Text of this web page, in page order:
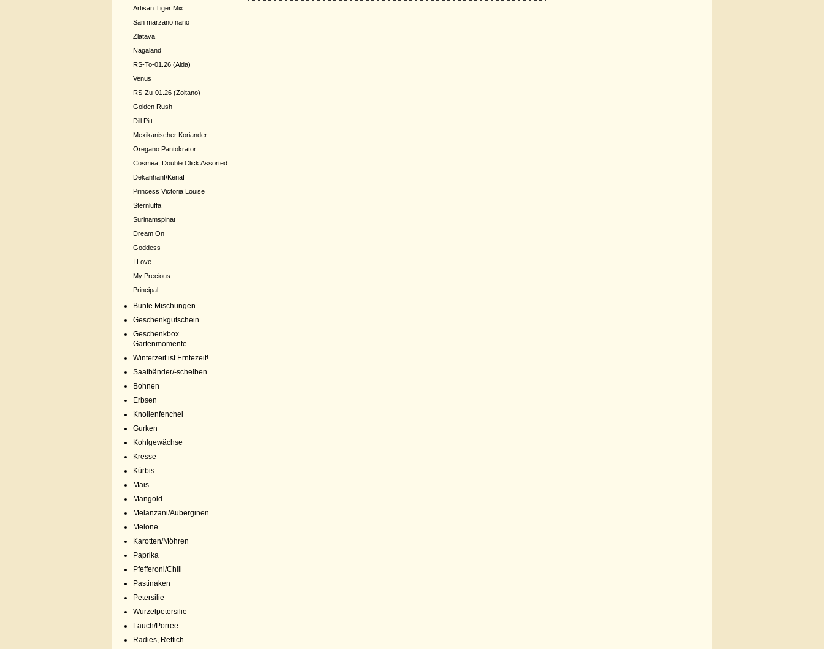
Artisan Tiger Mix
San marzano nano
Zlatava
Nagaland
RS-To-01.26 (Alda)
Venus
RS-Zu-01.26 (Zoltano)
Golden Rush
Dill Pitt
Mexikanischer Koriander
Oregano Pantokrator
Cosmea, Double Click Assorted
Dekanhanf/Kenaf
Princess Victoria Louise
Sternluffa
Surinamspinat
Dream On
Goddess
I Love
My Precious
Principal
Bunte Mischungen
Geschenkgutschein
Geschenkbox
Gartenmomente
Winterzeit ist Erntezeit!
Saatbänder/-scheiben
Bohnen
Erbsen
Knollenfenchel
Gurken
Kohlgewächse
Kresse
Kürbis
Mais
Mangold
Melanzani/Auberginen
Melone
Karotten/Möhren
Paprika
Pfefferoni/Chili
Pastinaken
Petersilie
Wurzelpetersilie
Lauch/Porree
Radies, Rettich